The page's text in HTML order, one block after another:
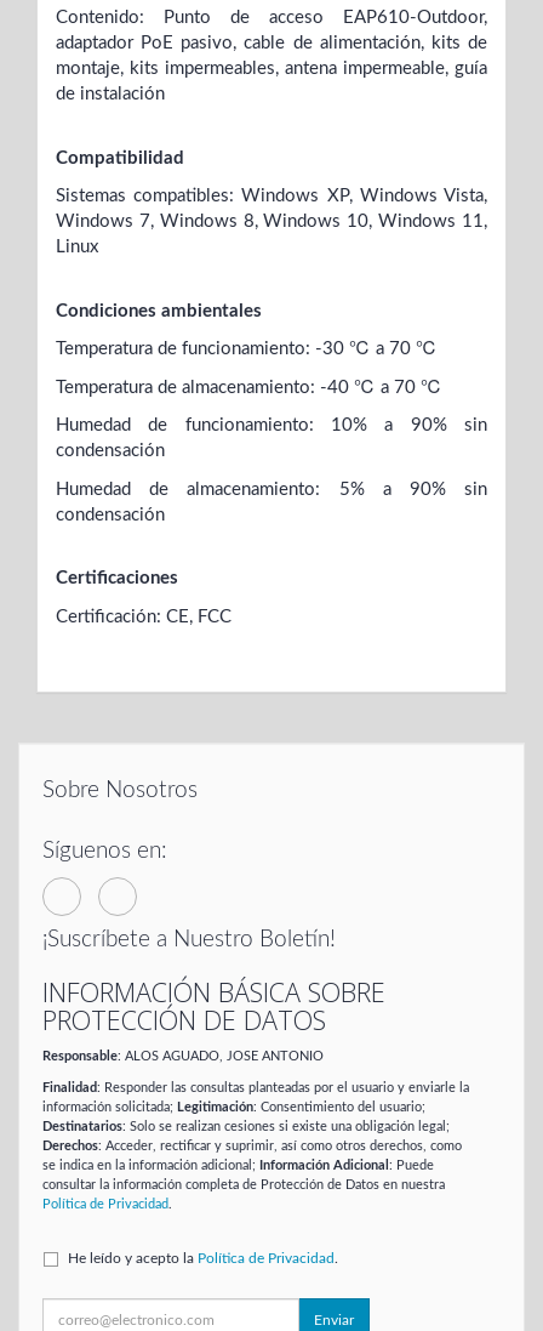
Contenido: Punto de acceso EAP610-Outdoor,
adaptador PoE pasivo, cable de alimentación, kits de
montaje, kits impermeables, antena impermeable, guía
de instalación
Compatibilidad
Sistemas compatibles: Windows XP, Windows Vista,
Windows 7, Windows 8, Windows 10, Windows 11,
Linux
Condiciones ambientales
Temperatura de funcionamiento: -30 ℃ a 70 ℃
Temperatura de almacenamiento: -40 ℃ a 70 ℃
Humedad de funcionamiento: 10% a 90% sin
condensación
Humedad de almacenamiento: 5% a 90% sin
condensación
Certificaciones
Certificación: CE, FCC
Sobre Nosotros
Síguenos en:
¡Suscríbete a Nuestro Boletín!
INFORMACIÓN BÁSICA SOBRE
PROTECCIÓN DE DATOS
Responsable: ALOS AGUADO, JOSE ANTONIO
Finalidad: Responder las consultas planteadas por el usuario y enviarle la
información solicitada; Legitimación: Consentimiento del usuario;
Destinatarios: Solo se realizan cesiones si existe una obligación legal;
Derechos: Acceder, rectificar y suprimir, así como otros derechos, como
se indica en la información adicional;
Información Adicional : Puede
consultar la información completa de Protección de Datos en nuestra
Política de Privacidad
He leído y acepto la Política de Privacidad
Enviar